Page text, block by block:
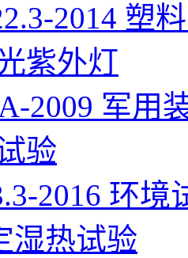
2014 塑
紫外灯
2009 军用
验
2016 环
湿热试验